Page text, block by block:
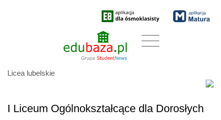
Licea lubelskie
I Liceum Ogólnokształcące dla Dorosłych